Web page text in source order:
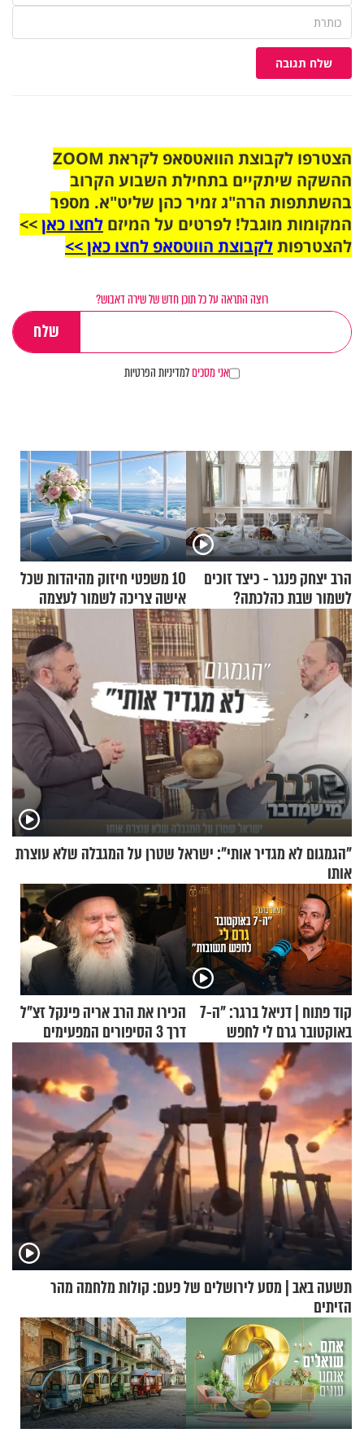
שלח תגובה
הצטרפו לקבוצת הוואטסאפ לקראת ZOOM
ההשקה שיתקיים בתחילת השבוע הקרוב
בהשתתפות הרה"ג זמיר כהן שליט"א. מספר
המקומות מוגבל! לפרטים על המיזם לחצו כאן>>
להצטרפותלקבוצת הווטסאפ לחצו כאן >>
רוצה התראה על כל תוכן חדש של שירה דאבוש?
אני מסכיםלמדיניות הפרטיות
הרב יצחק פנגר - כיצד זוכים
לשמור שבת כהלכתה?
10 משפטי חיזוק מהיהדות שכל
אישה צריכה לשמור לעצמה
"הגמגום לא מגדיר אותי": ישראל שטרן על המגבלה שלא עוצרת
אותו
קוד פתוח | דניאל ברגר: "ה-7
באוקטובר גרם לי לחפש
תשובות"
הכירו את הרב אריה פינקל זצ"ל
דרך 3 הסיפורים המפעימים
האלה
תשעה באב | מסע לירושלים של פעם: קולות מלחמה מהר
הזיתים